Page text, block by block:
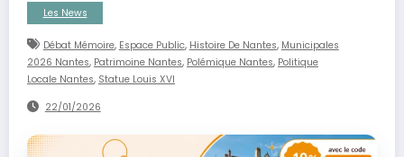
Les News
Débat Mémoire, Espace Public, Histoire De Nantes, Municipales
2026 Nantes, Patrimoine Nantes, Polémique Nantes, Politique
Locale Nantes, Statue Louis XVI
22/01/2026